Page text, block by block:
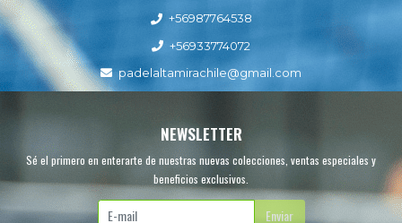
+56987764538
+56933774072
padelaltamirachile@gmail.com
NEWSLETTER
Sé el primero en enterarte de nuestras nuevas colecciones, ventas especiales y
beneficios exclusivos.
Enviar